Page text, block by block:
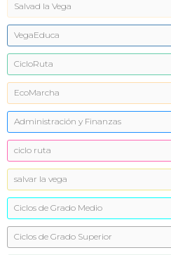
Salvad la Vega
VegaEduca
CicloRuta
EcoMarcha
Administración y Finanzas
ciclo ruta
salvar la vega
Ciclos de Grado Medio
Ciclos de Grado Superior